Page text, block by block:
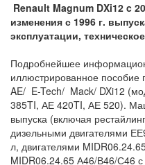
Renault Magnum DXi12 c
изменения с 1996 г.
эксплуатации,
Подробнейшее
иллюстрированное пособие
AE/ E-Tech/ Mack/ DXi12
385TI, АЕ 420TI, АЕ 520).
выпуска (включая
дизельными двигателями
л, двигателями
MIDR06.24.65 А46/В46/С46